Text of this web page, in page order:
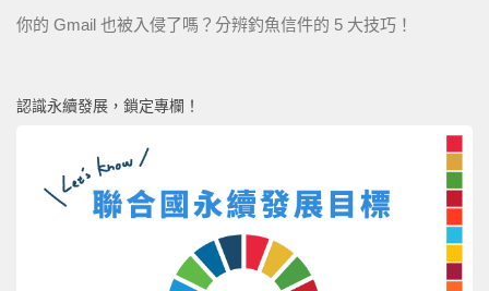
你的 Gmail 也被入侵了嗎？分辨釣魚信件的 5 大技巧！
認識永續發展，鎖定專欄！